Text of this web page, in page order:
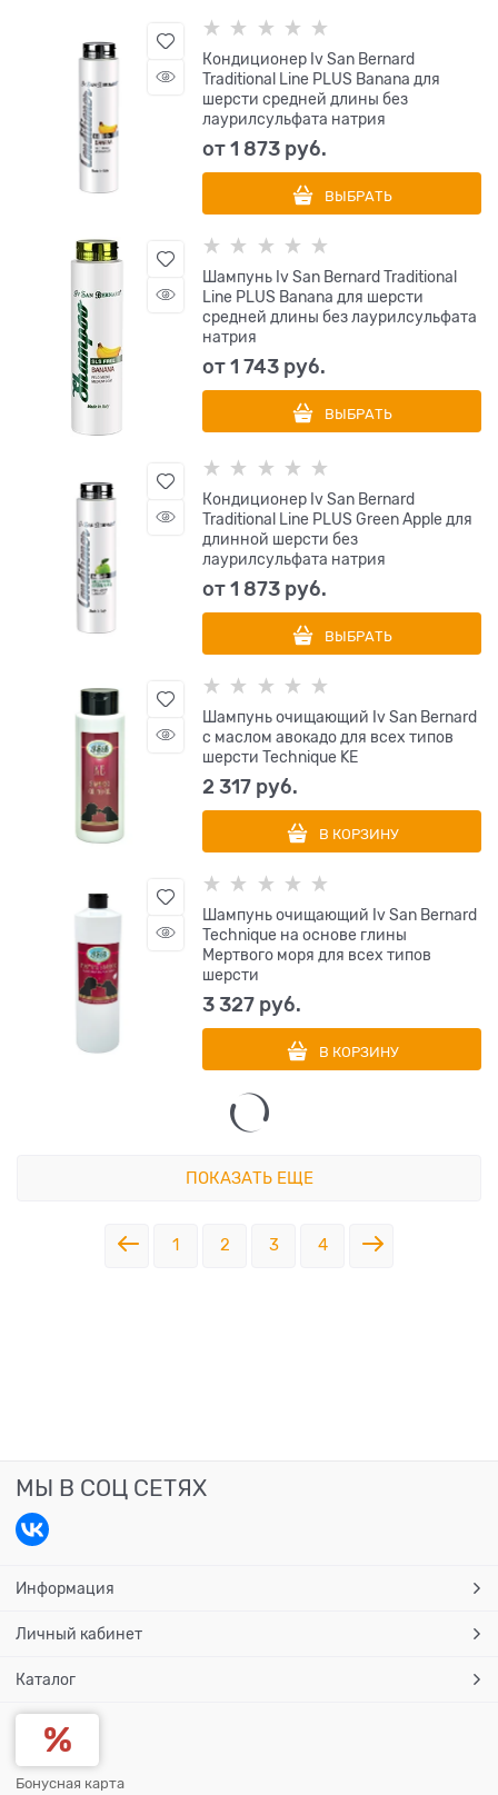
Кондиционер Iv San Bernard
Traditional Line PLUS Banana для
шерсти средней длины без
лаурилсульфата натрия
от1 873 руб.
ВЫБРАТЬ
Шампунь Iv San Bernard Traditional
Line PLUS Banana для шерсти
средней длины без лаурилсульфата
натрия
от1 743 руб.
ВЫБРАТЬ
Кондиционер Iv San Bernard
Traditional Line PLUS Green Apple для
длинной шерсти без
лаурилсульфата натрия
от1 873 руб.
ВЫБРАТЬ
Шампунь очищающий Iv San Bernard
с маслом авокадо для всех типов
шерсти Technique KE
2 317 руб.
В КОРЗИНУ
Шампунь очищающий Iv San Bernard
Technique на основе глины
Мертвого моря для всех типов
шерсти
3 327 руб.
В КОРЗИНУ
ПОКАЗАТЬ ЕЩЕ
1 2 3 4
МЫ В СОЦ СЕТЯХ
Информация
Личный кабинет
Каталог
Бонусная карта